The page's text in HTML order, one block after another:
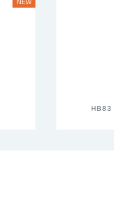
NEW
HB83